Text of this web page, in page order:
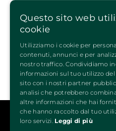
Questo sito web
cookie
Utilizziamo i cookie per
contenuti, annunci e per
nostro traffico. Condividiamo
informazioni sul tuo utilizzo
sito con i nostri partner
analisi che potrebbero
altre informazioni che hai
che hanno raccolto dal tuo
loro servizi. Leggi di più